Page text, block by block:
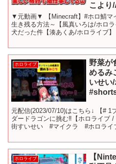
こより/
▼元動画▼ 【Minecraft】#ホロ鯖マ
生き残る方法～【風真いろは/ホロ
犬だった件【湊あくあ/ホロライブ
ホロライブ
野菜が
めるみ
いせい/
元配信(2023/07/10)はこちら↓ 【# 1
ダードラゴンに挑む‼【ホロライ
街すいせい #マイクラ #ホロライ
ホロライブ
【